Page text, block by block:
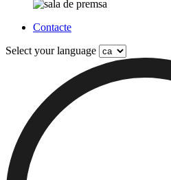
Contacte
Select your language